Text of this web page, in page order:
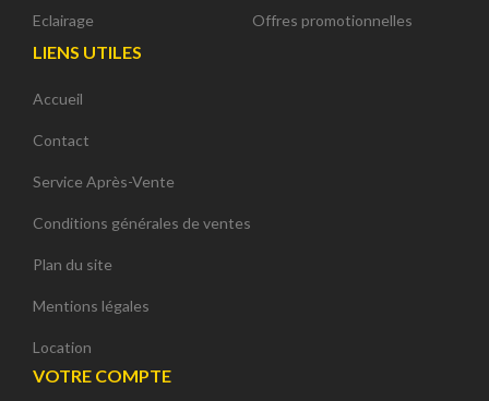
Eclairage Offres promotionnelles
LIENS UTILES
Accueil
Contact
Service Après-Vente
Conditions générales de ventes
Plan du site
Mentions légales
Location
VOTRE COMPTE